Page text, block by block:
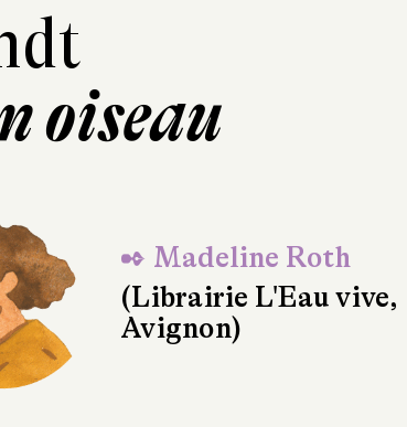
oiseau
✒ Madeline Roth
(Librairie L'Eau vive,
Avignon)